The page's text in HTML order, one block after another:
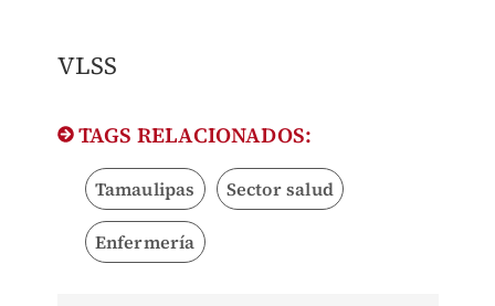
VLSS
TAGS RELACIONADOS:
Tamaulipas Sector salud
Enfermería